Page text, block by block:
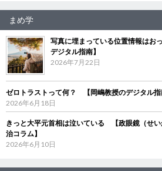
まめ学
写真に埋まっている位置情報は
デジタル指南】
2026年7月22日
ゼロトラストって何？ 【岡嶋教授のデジタル指
2026年6月18日
きっと大平元首相は泣いている 【政眼鏡（せ
治コラム】
2026年6月10日